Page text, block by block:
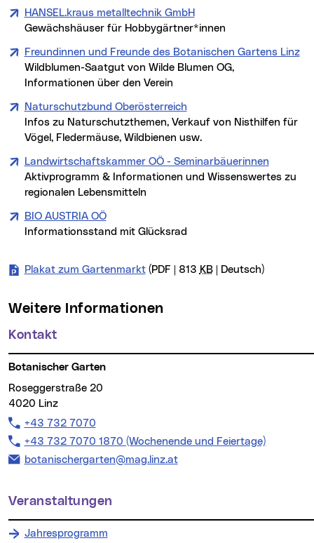
HANSEL.kraus metalltechnik GmbH
Gewächshäuser für Hobbygärtner*innen
Freundinnen und Freunde des Botanischen Gartens Linz
Wildblumen-Saatgut von Wilde Blumen OG,
Informationen über den Verein
Naturschutzbund Oberösterreich
Infos zu Naturschutzthemen, Verkauf von Nisthilfen für
Vögel, Fledermäuse, Wildbienen usw.
Landwirtschaftskammer OÖ - Seminarbäuerinnen
Aktivprogramm & Informationen und Wissenswertes zu
regionalen Lebensmitteln
BIO AUSTRIA OÖ
Informationsstand mit Glücksrad
Plakat zum Gartenmarkt (PDF | 813 KB| Deutsch)
Weitere Informationen
Kontakt
Botanischer Garten
Roseggerstraße 20
4020 Linz
Telefon:
+43 732 7070
Telefon:
+43 732 7070 1870 (Wochenende und Feiertage)
E-Mail Adresse:
botanischergarten@mag.linz.at
Veranstaltungen
Jahresprogramm